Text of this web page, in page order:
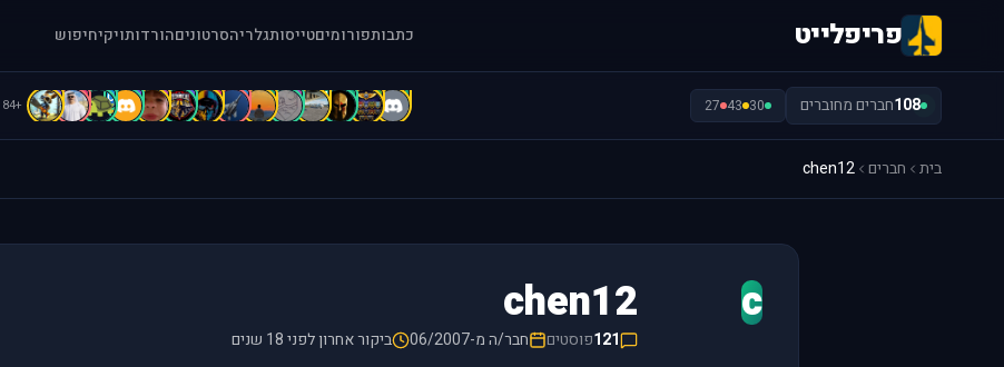
פריפלייט כתבותפורומיםטייסותגלריהסרטוניםהורדותויקיחיפוש
108חברים מחוברים 30
43
27
.
=
=
[
a
A
A
A
b
B
B
C
c
C
+84
בית חברים chen12
c
chen12
121פוסטים חבר/ה מ-06/2007 ביקור אחרון לפני 18 שנים